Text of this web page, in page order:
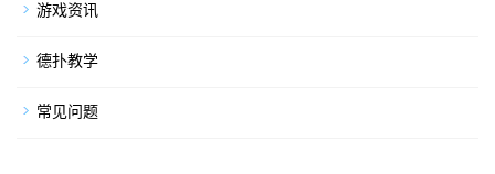
游戏资讯
德扑教学
常见问题